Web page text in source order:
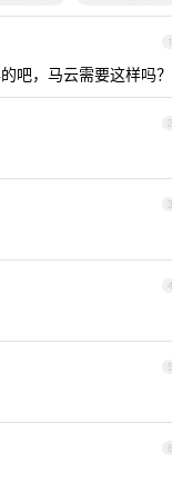
1
吧，马云需要这样吗？
2
3
4
5
6